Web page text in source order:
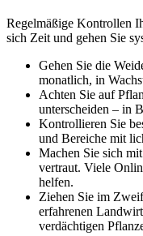
Regelmäßige Kontrollen
sich Zeit und gehen Sie
Gehen Sie die
monatlich, in
Achten Sie auf
unterscheiden – in
Kontrollieren Sie
und Bereiche mit
Machen Sie sich
vertraut. Viele
helfen.
Ziehen Sie im
erfahrenen
verdächtigen